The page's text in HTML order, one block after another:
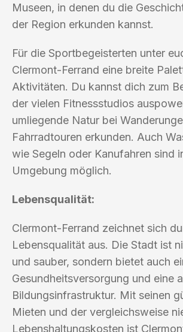
Museen, in denen du die
der Region erkunden kannst.
Für die Sportbegeisterten unter
Clermont-Ferrand eine breite
Aktivitäten. Du kannst dich zum
der vielen Fitnessstudios
umliegende Natur bei
Fahrradtouren erkunden. Auch
wie Segeln oder Kanufahren sind
Umgebung möglich.
Lebensqualität:
Clermont-Ferrand zeichnet sich
Lebensqualität aus. Die Stadt ist
und sauber, sondern bietet auch
Gesundheitsversorgung und eine
Bildungsinfrastruktur. Mit seinen
Mieten und der vergleichsweise
Lebenshaltungskosten ist